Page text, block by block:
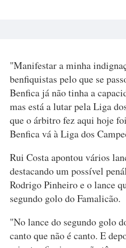
"Manifestar a minha
benfiquistas pelo que se
Benfica já não tinha a
mas está a lutar pela Liga
que o árbitro fez aqui hoje
Benfica vá à Liga dos
Rui Costa apontou vários
destacando um possível
Rodrigo Pinheiro e o lance
segundo golo do Famalicão.
"No lance do segundo golo
canto que não é canto. E